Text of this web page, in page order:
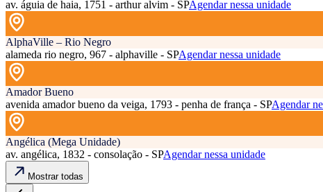
av. águia de haia, 1751 - arthur alvim - SPAgendar nessa unidade
AlphaVille – Rio Negro
alameda rio negro, 967 - alphaville - SPAgendar nessa unidade
Amador Bueno
avenida amador bueno da veiga, 1793 - penha de frança - SPAgendar
Angélica (Mega Unidade)
av. angélica, 1832 - consolação - SPAgendar nessa unidade
Mostrar todas